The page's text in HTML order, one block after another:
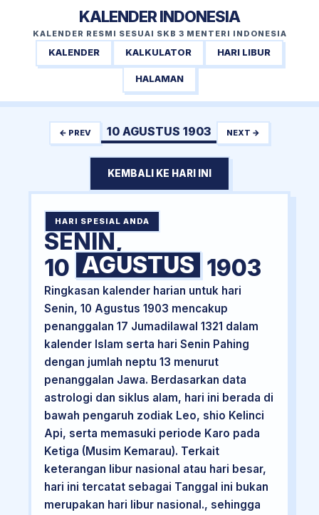
KALENDER INDONESIA
KALENDER RESMI SESUAI SKB 3 MENTERI INDONESIA
KALENDER KALKULATOR HARI LIBUR
HALAMAN
← PREV 10 AGUSTUS 1903 NEXT →
KEMBALI KE HARI INI
HARI SPESIAL ANDA
SENIN,
10 AGUSTUS 1903
Ringkasan kalender harian untuk hari
Senin, 10 Agustus 1903 mencakup
penanggalan 17 Jumadilawal 1321 dalam
kalender Islam serta hari Senin Pahing
dengan jumlah neptu 13 menurut
penanggalan Jawa. Berdasarkan data
astrologi dan siklus alam, hari ini berada di
bawah pengaruh zodiak Leo, shio Kelinci
Api, serta memasuki periode Karo pada
Ketiga (Musim Kemarau). Terkait
keterangan libur nasional atau hari besar,
hari ini tercatat sebagai Tanggal ini bukan
merupakan hari libur nasional., sehingga